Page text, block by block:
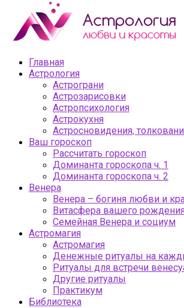
Главная
Астрология
Астрограни
Астрозарисовки
Астропсихология
Астрокухня
Астросновидения,
Ваш гороскоп
Рассчитать гороскоп
Доминанта гороскопа ч. 1
Доминанта гороскопа ч. 2
Венера
Венера – богиня любви и
Витасфера вашего
Семейная Венера и социум
Астромагия
Астромагия
Денежные ритуалы на
Ритуалы для встречи
Другие ритуалы
Практикум
Библиотека